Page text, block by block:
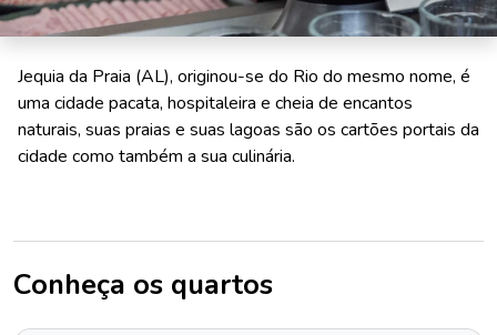
Jequia da Praia (AL), originou-se do Rio do mesmo nome, é
uma cidade pacata, hospitaleira e cheia de encantos
naturais, suas praias e suas lagoas são os cartões portais da
cidade como também a sua culinária.
Conheça os quartos